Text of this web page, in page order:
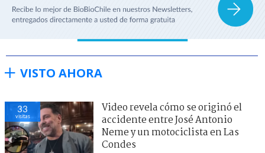
VISTO AHORA
33
visitas
Video revela cómo se originó el
accidente entre José Antonio
Neme y un motociclista en Las
Condes